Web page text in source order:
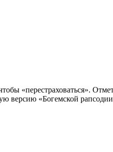
«перестраховаться».
версию «Богемской